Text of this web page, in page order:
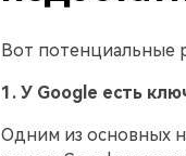
Вот потенциальные
1. У Google есть
Одним из основных